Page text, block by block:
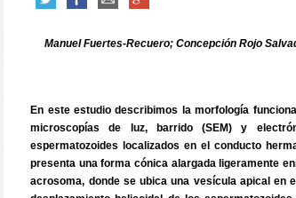
Manuel Fuertes-Recuero; Concepción Rojo
En este estudio describimos la morfología
microscopías de luz, barrido (SEM) y
espermatozoides localizados en el conducto
presenta una forma cónica alargada ligeramente
acrosoma, donde se ubica una vesícula apical en